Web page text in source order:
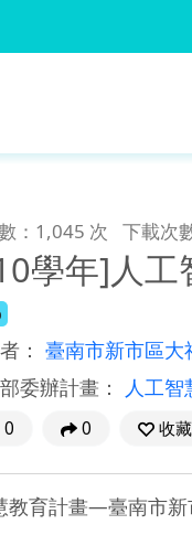
：1,045 次 下載次
學年]人
： 臺南市新市區大
委辦計畫：
人工
0 0 收藏
教育計畫―臺南市